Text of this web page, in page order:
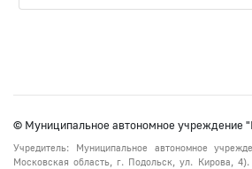
© Муниципальное автономное учреждение
Учредитель: Муниципальное автономное
Московская область, г. Подольск, ул. Кирова,